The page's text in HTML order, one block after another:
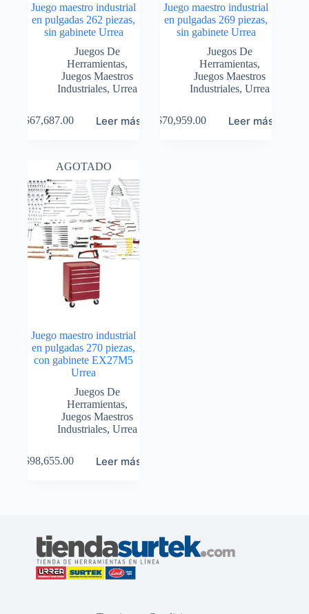
Juego maestro industrial
en pulgadas 262 piezas,
sin gabinete Urrea
Juegos De
Herramientas,
Juegos Maestros
Industriales,Urrea
$67,687.00 Leer más
Juego maestro industrial
en pulgadas 269 piezas,
sin gabinete Urrea
Juegos De
Herramientas,
Juegos Maestros
Industriales,Urrea
$70,959.00 Leer más
AGOTADO
Juego maestro industrial
en pulgadas 270 piezas,
con gabinete EX27M5
Urrea
Juegos De
Herramientas,
Juegos Maestros
Industriales,Urrea
$98,655.00 Leer más